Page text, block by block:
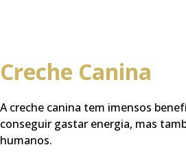
Creche Canina
A creche canina tem imensos
conseguir gastar energia, mas
humanos.